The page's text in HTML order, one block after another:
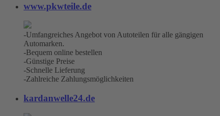
www.pkwteile.de
-Umfangreiches Angebot von Autoteilen für alle gängigen
Automarken.
-Bequem online bestellen
-Günstige Preise
-Schnelle Lieferung
-Zahlreiche Zahlungsmöglichkeiten
kardanwelle24.de